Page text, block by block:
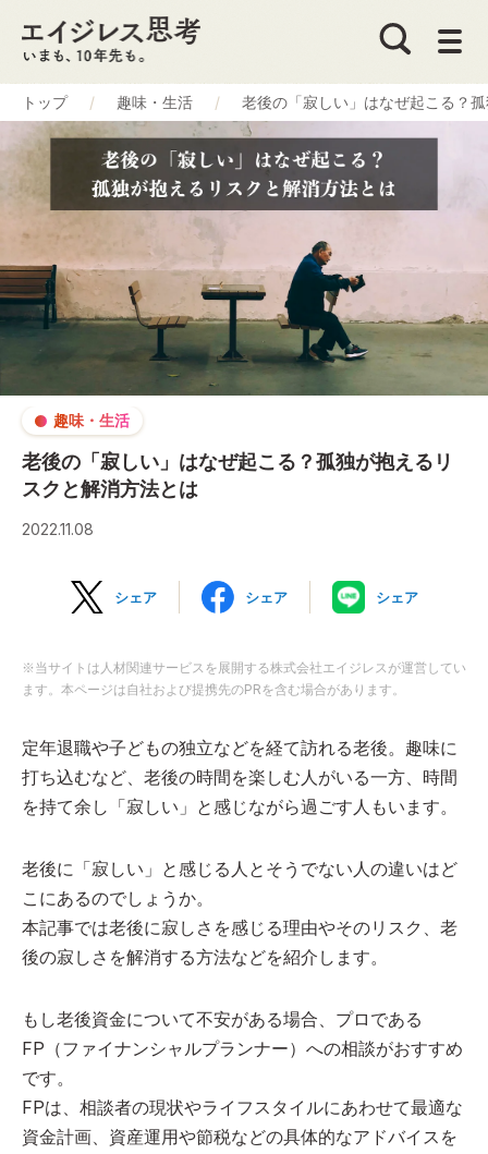
トップ 趣味・生活 老後の「寂しい」はなぜ起こる？
趣味・生活
老後の「寂しい」はなぜ起こる？孤独が抱えるリ
スクと解消方法とは
2022.11.08
シェア シェア シェア
※当サイトは人材関連サービスを展開する株式会社エイジレスが運営してい
ます。本ページは自社および提携先のPRを含む場合があります。
定年退職や子どもの独立などを経て訪れる老後。趣味に
打ち込むなど、老後の時間を楽しむ人がいる一方、時間
を持て余し「寂しい」と感じながら過ごす人もいます。
老後に「寂しい」と感じる人とそうでない人の違いはど
こにあるのでしょうか。
本記事では老後に寂しさを感じる理由やそのリスク、老
後の寂しさを解消する方法などを紹介します。
もし老後資金について不安がある場合、プロである
FP（ファイナンシャルプランナー）への相談がおすすめ
です。
FPは、相談者の現状やライフスタイルにあわせて最適な
資金計画、資産運用や節税などの具体的なアドバイスを